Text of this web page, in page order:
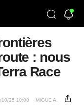
: nous
Race
10/25 10:00 MIGUE A.